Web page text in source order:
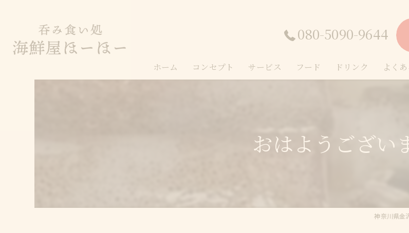
080-5090-9644
ホーム コンセプト サービス フード ドリンク よく
おはようござい
神奈川県金